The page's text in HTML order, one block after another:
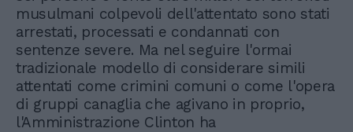
musulmani colpevoli dell'attentato sono stati
arrestati, processati e condannati con
sentenze severe. Ma nel seguire l'ormai
tradizionale modello di considerare simili
attentati come crimini comuni o come l'opera
di gruppi canaglia che agivano in proprio,
l'Amministrazione Clinton ha